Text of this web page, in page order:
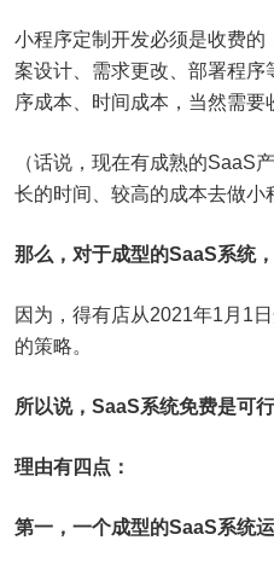
小程序定制开发必须是收费
案设计、需求更改、部署程
序成本、时间成本，当然需要
（话说，现在有成熟的SaaS
长的时间、较高的成本去做小
那么，对于成型的SaaS系统
因为，得有店从2021年1月1
的策略。
所以说，SaaS系统免费是可行
理由有四点：
第一，一个成型的SaaS系统